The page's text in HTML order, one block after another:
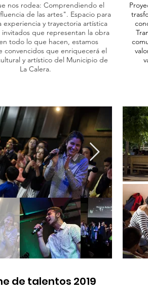
nos rodea: Comprendiendo el
de las artes". Espacio para
experiencia y trayectoria artística
que representan la obra
todo lo que hacen, estamos
convencidos que enriquecerá el
y artístico del Municipio de
La Calera.
de talentos 2019